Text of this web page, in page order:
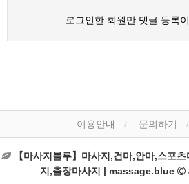
로그인한 회원만 댓글 등록
이용안내 문의하기
【마사지블루】마사지,건마,안마,스포
지,출장마사지 | massage.blue